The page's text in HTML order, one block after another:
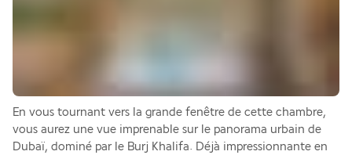
En vous tournant vers la grande fenêtre de cette chambre,
vous aurez une vue imprenable sur le panorama urbain de
Dubaï, dominé par le Burj Khalifa. Déjà impressionnante en